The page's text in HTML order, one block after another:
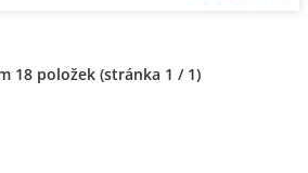
18 položek (stránka 1 / 1)